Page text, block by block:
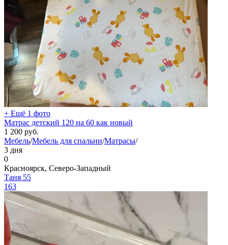
+ Ещё 1 фото
Матрас детский 120 на 60 как новый
1 200 руб.
Мебель/Мебель для спальни/Матрасы/
3 дня
0
Красноярск, Северо-Западный
Таня 55
163